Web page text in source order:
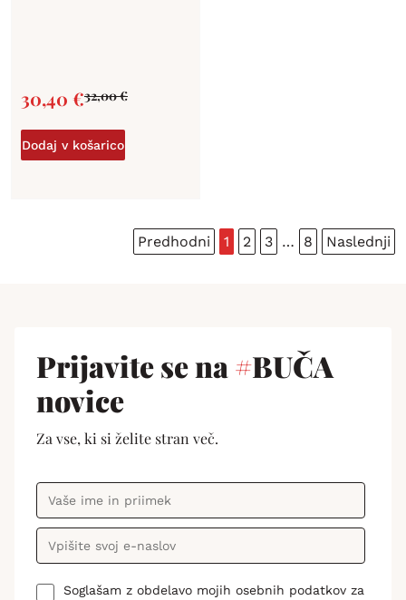
32,00€
30,40 €
Dodaj v košarico
Predhodni 1 2 3 … 8 Naslednji
Prijavite se na#BUČA
novice
Za vse, ki si želite stran več.
Soglašam z obdelavo mojih osebnih podatkov za